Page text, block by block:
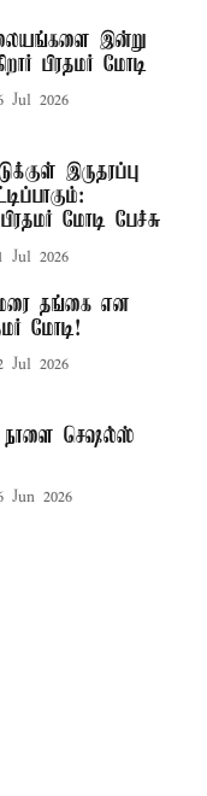
இன்று
பிரதமர் மோடி
Jul 2026
இருதரப்பு
பிரதமர் மோடி பேச்சு
Jul 2026
தங்கை என
மோடி!
Jul 2026
நாளை செஷல்ஸ்
Jun 2026